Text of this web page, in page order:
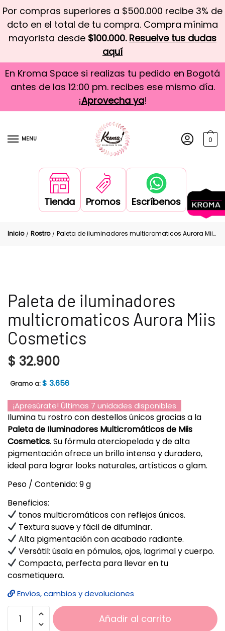
Por compras superiores a $500.000 recibe 3% de
dcto en el total de tu compra. Compra mínima
mayorista desde $100.000. Resuelve tus dudas
aquí
En Kroma Space si realizas tu pedido en Bogotá
antes de las 12:00 pm. recibes ese mismo día.
¡Aprovecha ya!
MENU 0
Tienda Promos Escríbenos
Inicio / Rostro / Paleta de iluminadores multicromaticos Aurora Miis Cosmetics
Paleta de iluminadores
multicromaticos Aurora Miis
Cosmetics
$ 32.900
Gramo a:$ 3.656
¡Apresúrate! Últimas 7 unidades disponibles
Ilumina tu rostro con destellos únicos gracias a la
Paleta de Iluminadores Multicromáticos de Miis
Cosmetics. Su fórmula aterciopelada y de alta
pigmentación ofrece un brillo intenso y duradero,
ideal para lograr looks naturales, artísticos o glam.
Peso / Contenido: 9 g
Beneficios:
tonos multicromáticos con reflejos únicos.
Textura suave y fácil de difuminar.
Alta pigmentación con acabado radiante.
Versátil: úsala en pómulos, ojos, lagrimal y cuerpo.
Compacta, perfecta para llevar en tu
cosmetiquera.
Envíos, cambios y devoluciones
Añadir al carrito